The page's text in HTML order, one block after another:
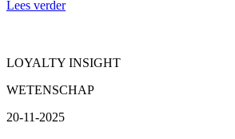
Lees verder
LOYALTY INSIGHT
WETENSCHAP
20-11-2025